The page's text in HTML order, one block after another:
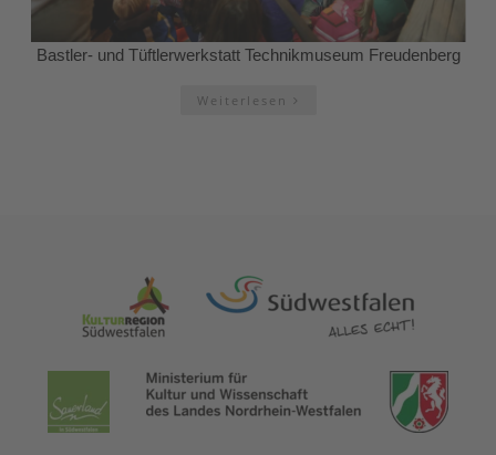
Bastler- und Tüftlerwerkstatt Technikmuseum Freudenberg
Weiterlesen